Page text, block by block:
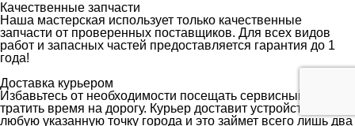
Качественные запчасти
Наша мастерская использует только качественные
запчасти от проверенных поставщиков. Для всех видов
работ и запасных частей предоставляется гарантия до 1
года!
Доставка курьером
Избавьтесь от необходимости посещать сервисный центр и
тратить время на дорогу. Курьер доставит устройство в
любую указанную точку города и это займет всего лишь два